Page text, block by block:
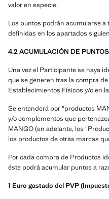
valor en especie.
Los puntos podrán acumularse
definidas en los apartados
4.2 ACUMULACIÓN DE
Una vez el Participante se haya
que se generen tras la compra
Establecimientos Físicos y/o en
Se entenderá por “productos
y/o complementos que
MANGO (en adelante, los
los productos de otras marcas
Por cada compra de Productos
éste podrá acumular puntos a
1 Euro gastado del PVP